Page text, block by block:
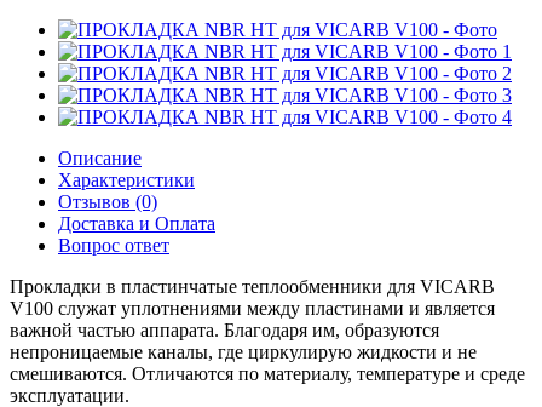
Описание
Характеристики
Отзывов (0)
Доставка и Оплата
Вопрос ответ
Прокладки в пластинчатые теплообменники для VICARB
V100 служат уплотнениями между пластинами и является
важной частью аппарата. Благодаря им, образуются
непроницаемые каналы, где циркулирую жидкости и не
смешиваются. Отличаются по материалу, температуре и среде
эксплуатации.